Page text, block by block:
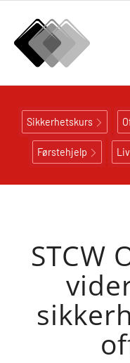
Sikkerhetskurs
Førstehjelp
STCW